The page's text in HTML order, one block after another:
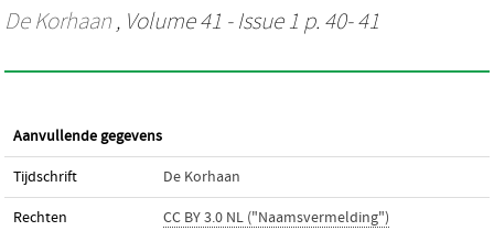
De Korhaan , Volume 41 - Issue 1 p. 40- 41
Aanvullende gegevens
Tijdschrift De Korhaan
Rechten CC BY 3.0 NL ("Naamsvermelding")